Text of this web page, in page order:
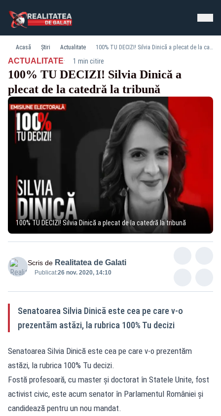
Acasă Știri Actualitate 100% TU DECIZI! Silvia Dinică a plecat de la catedră la tribună
ACTUALITATE· 1 min citire
100% TU DECIZI! Silvia Dinică a
plecat de la catedră la tribună
100% TU DECIZI! Silvia Dinică a plecat de la catedră la tribună
Scris de Realitatea de Galati
Publicat:26 nov. 2020, 14:10
Senatoarea Silvia Dinică este cea pe care v-o
prezentăm astăzi, la rubrica 100% Tu decizi
Senatoarea Silvia Dinică este cea pe care v-o prezentăm
astăzi, la rubrica 100% Tu decizi.
Fostă profesoară, cu master și doctorat în Statele Unite, fost
activist civic, este acum senator în Parlamentul României și
candidează pentru un nou mandat.